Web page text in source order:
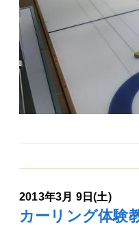
2013年3月 9日(土)
カーリング体験